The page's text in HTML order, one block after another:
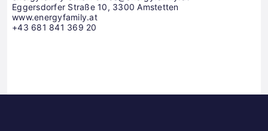
Eggersdorfer Straße 10, 3300 Amstetten
www.energyfamily.at
+43 681 841 369 20